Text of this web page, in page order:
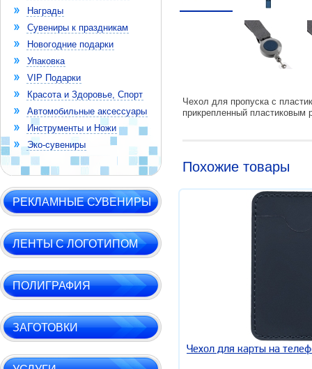
Награды
Сувениры к праздникам
Новогодние подарки
Упаковка
VIP Подарки
Красота и Здоровье, Спорт
Автомобильные аксессуары
Инструменты и Ножи
Эко-сувениры
РЕКЛАМНЫЕ СУВЕНИРЫ
ЛЕНТЫ С ЛОГОТИПОМ
ПОЛИГРАФИЯ
ЗАГОТОВКИ
Чехол для пропуска с
прикрепленный пластиковым
Похожие товары
Чехол для карты на